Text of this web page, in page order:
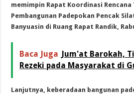
memimpin Rapat Koordinasi Rencana
Pembangunan Padepokan Pencak
Banyuasin di Ruang Rapat Randik,
Baca Juga Jum'at Barokah,
Rezeki pada Masyarakat di
Lanjutnya, keberadaan bangunan